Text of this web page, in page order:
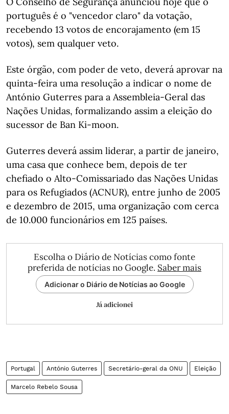
português é o "vencedor claro" da votação,
recebendo 13 votos de encorajamento (em 15
votos), sem qualquer veto.
Este órgão, com poder de veto, deverá aprovar na
quinta-feira uma resolução a indicar o nome de
António Guterres para a Assembleia-Geral das
Nações Unidas, formalizando assim a eleição do
sucessor de Ban Ki-moon.
Guterres deverá assim liderar, a partir de janeiro,
uma casa que conhece bem, depois de ter
chefiado o Alto-Comissariado das Nações Unidas
para os Refugiados (ACNUR), entre junho de 2005
e dezembro de 2015, uma organização com cerca
de 10.000 funcionários em 125 países.
Escolha o Diário de Notícias como fonte
preferida de notícias no Google. Saber mais
Adicionar o Diário de Notícias ao Google
Já adicionei
Portugal António Guterres Secretário-geral da ONU Eleição
Marcelo Rebelo Sousa